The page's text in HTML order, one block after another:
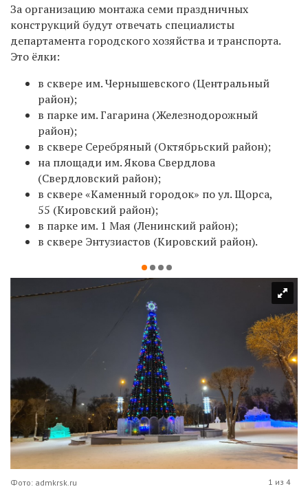
За организацию монтажа семи праздничных
конструкций будут отвечать специалисты
департамента городского хозяйства и транспорта.
Это ёлки:
в сквере им. Чернышевского (Центральный
район);
в парке им. Гагарина (Железнодорожный
район);
в сквере Серебряный (Октябрьский район);
на площади им. Якова Свердлова
(Свердловский район);
в сквере «Каменный городок» по ул. Щорса,
55 (Кировский район);
в парке им. 1 Мая (Ленинский район);
в сквере Энтузиастов (Кировский район).
Фото: admkrsk.ru 1 из 4